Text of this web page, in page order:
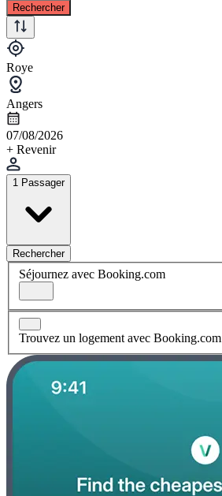
Rechercher
Roye
Angers
07/08/2026
+ Revenir
1 Passager
Rechercher
Séjournez avec Booking.com
Trouvez un logement avec Booking.com